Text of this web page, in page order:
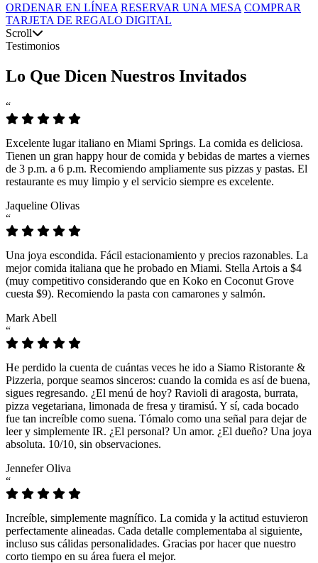
ORDENAR EN LÍNEA RESERVAR UNA MESA COMPRAR
TARJETA DE REGALO DIGITAL
Scroll
Testimonios
Lo Que Dicen Nuestros Invitados
“
Excelente lugar italiano en Miami Springs. La comida es deliciosa.
Tienen un gran happy hour de comida y bebidas de martes a viernes
de 3 p.m. a 6 p.m. Recomiendo ampliamente sus pizzas y pastas. El
restaurante es muy limpio y el servicio siempre es excelente.
Jaqueline Olivas
“
Una joya escondida. Fácil estacionamiento y precios razonables. La
mejor comida italiana que he probado en Miami. Stella Artois a $4
(muy competitivo considerando que en Koko en Coconut Grove
cuesta $9). Recomiendo la pasta con camarones y salmón.
Mark Abell
“
He perdido la cuenta de cuántas veces he ido a Siamo Ristorante &
Pizzeria, porque seamos sinceros: cuando la comida es así de buena,
sigues regresando. ¿El menú de hoy? Ravioli di aragosta, burrata,
pizza vegetariana, limonada de fresa y tiramisú. Y sí, cada bocado
fue tan increíble como suena. Tómalo como una señal para dejar de
leer y simplemente IR. ¿El personal? Un amor. ¿El dueño? Una joya
absoluta. 10/10, sin observaciones.
Jennefer Oliva
“
Increíble, simplemente magnífico. La comida y la actitud estuvieron
perfectamente alineadas. Cada detalle complementaba al siguiente,
incluso sus cálidas personalidades. Gracias por hacer que nuestro
corto tiempo en su área fuera el mejor.